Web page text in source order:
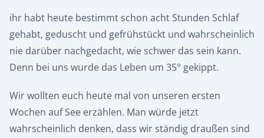
ihr habt heute bestimmt schon acht Stunden Schlaf
gehabt, geduscht und gefrühstückt und wahrscheinlich
nie darüber nachgedacht, wie schwer das sein kann.
Denn bei uns wurde das Leben um 35° gekippt.
Wir wollten euch heute mal von unseren ersten
Wochen auf See erzählen. Man würde jetzt
wahrscheinlich denken, dass wir ständig draußen sind